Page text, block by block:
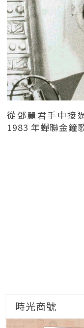
從鄧麗君手中接
1983 年蟬聯金鐘
時光商號